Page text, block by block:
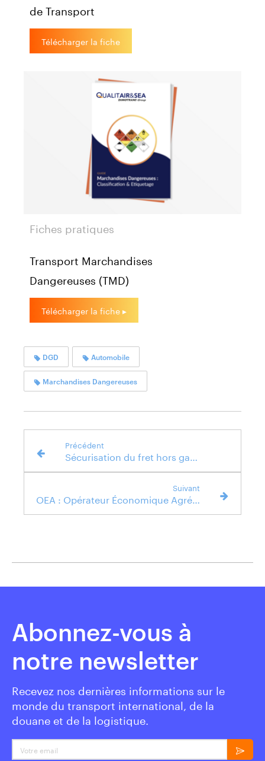
de Transport
Télécharger la fiche
Fiches pratiques
Transport Marchandises
Dangereuses (TMD)
Télécharger la fiche ▸
DGD Automobile
Marchandises Dangereuses
Précédent
Suivant
Abonnez-vous à
notre newsletter
Recevez nos dernières informations sur le
monde du transport international, de la
douane et de la logistique.
Votre email